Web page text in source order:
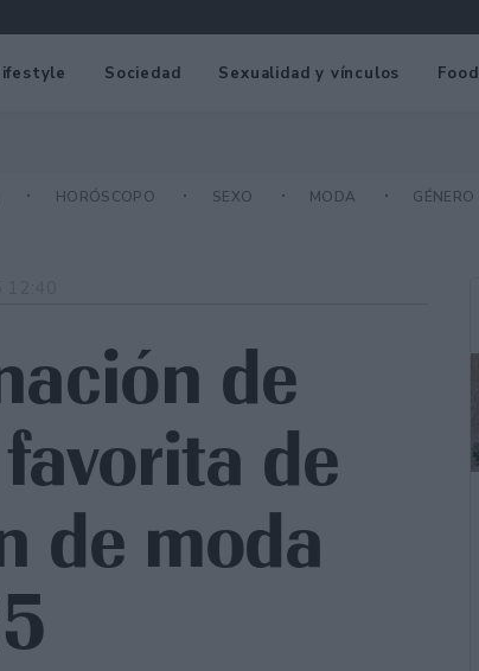
Sociedad Sexualidad y vínculos Food
HORÓSCOPO SEXO MODA GÉNERO
de
de
de moda